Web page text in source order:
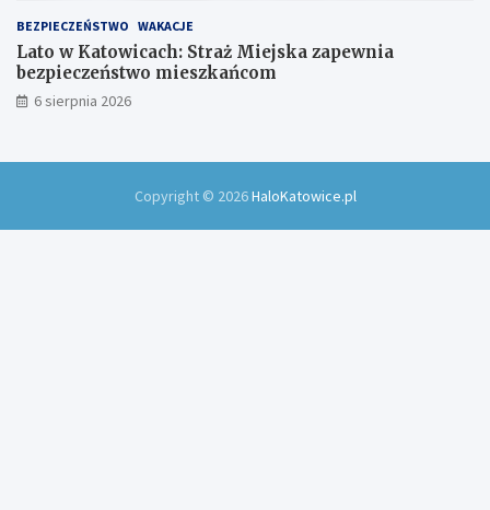
BEZPIECZEŃSTWO WAKACJE
Lato w Katowicach: Straż Miejska zapewnia
bezpieczeństwo mieszkańcom
6 sierpnia 2026
Copyright © 2026HaloKatowice.pl